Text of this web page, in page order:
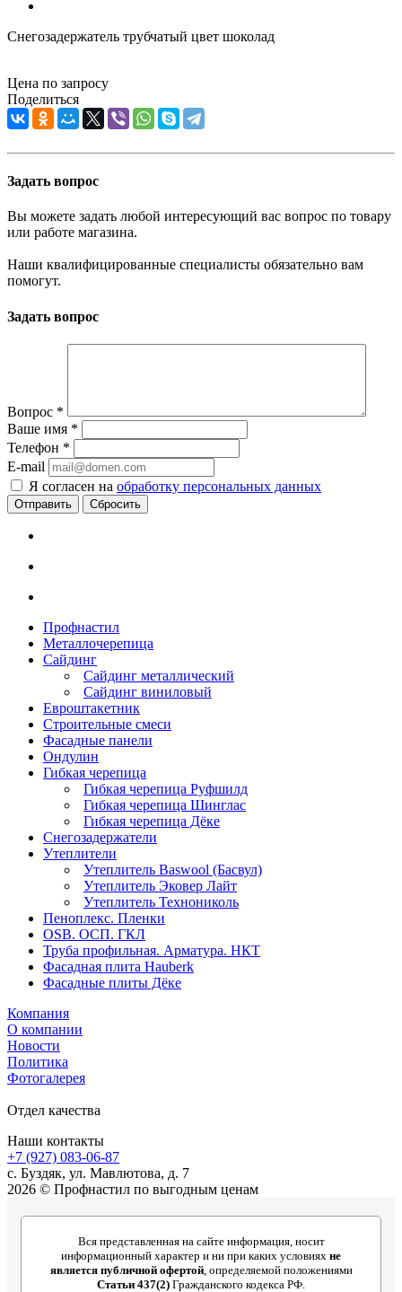
Снегозадержатель трубчатый цвет шоколад
Цена по запросу
Поделиться
Задать вопрос
Вы можете задать любой интересующий вас вопрос по товару
или работе магазина.
Наши квалифицированные специалисты обязательно вам
помогут.
Задать вопрос
Вопрос *
Ваше имя *
Телефон *
E-mail
Я согласен на обработку персональных данных
Сбросить
Профнастил
Металлочерепица
Сайдинг
Сайдинг металлический
Сайдинг виниловый
Евроштакетник
Строительные смеси
Фасадные панели
Ондулин
Гибкая черепица
Гибкая черепица Руфшилд
Гибкая черепица Шинглас
Гибкая черепица Дёке
Снегозадержатели
Утеплители
Утеплитель Baswool (Басвул)
Утеплитель Эковер Лайт
Утеплитель Технониколь
Пеноплекс. Пленки
OSB. ОСП. ГКЛ
Труба профильная. Арматура. НКТ
Фасадная плита Hauberk
Фасадные плиты Дёке
Компания
О компании
Новости
Политика
Фотогалерея
Отдел качества
Наши контакты
+7 (927) 083-06-87
c. Буздяк, ул. Мавлютова, д. 7
2026 © Профнастил по выгодным ценам
Вся представленная на сайте информация, носит
информационный характер и ни при каких условиях не
является публичной офертой, определяемой положениями
Статьи 437(2) Гражданского кодекса РФ.